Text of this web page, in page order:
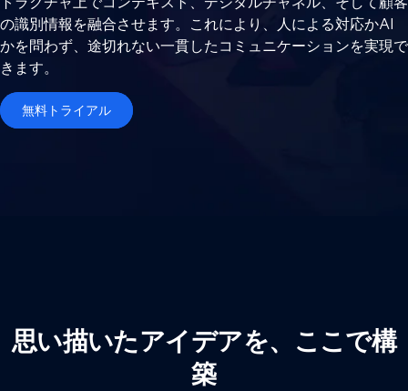
の識別情報を融合させます。これにより、人による対応かAI
かを問わず、途切れない一貫したコミュニケーションを実現で
きます。
無料トライアル
思い描いたアイデアを、ここで構
築